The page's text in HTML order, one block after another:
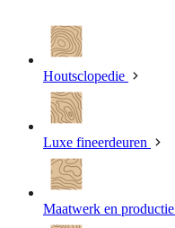
Houtsclopedie
Luxe fineerdeuren
Maatwerk en productie